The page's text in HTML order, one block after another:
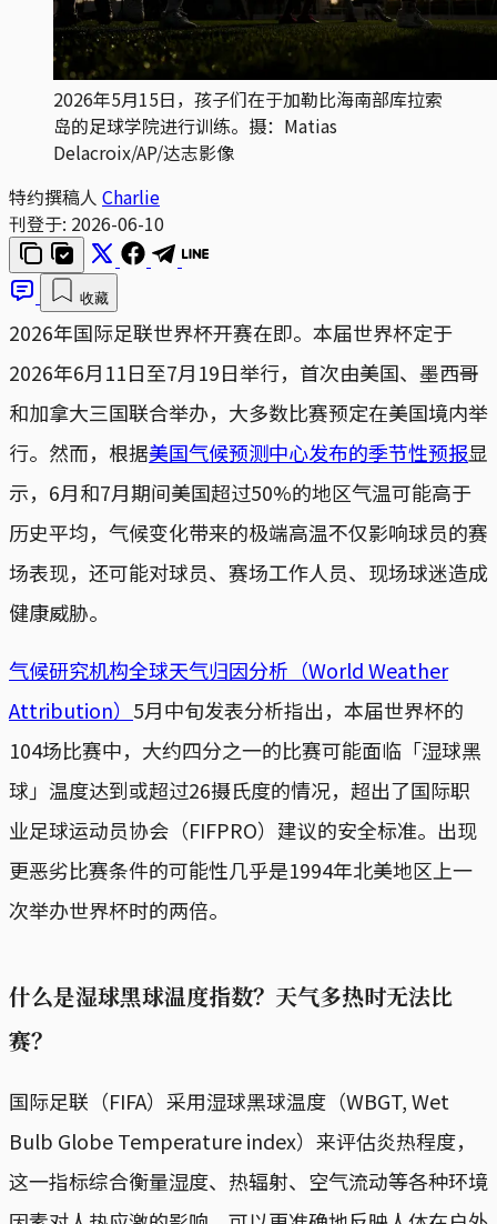
2026年5月15日，孩子们在于加勒比海南部库拉索
岛的足球学院进行训练。摄：Matias
Delacroix/AP/达志影像
特约撰稿人 Charlie
刊登于: 2026-06-10
收藏
2026年国际足联世界杯开赛在即。本届世界杯定于
2026年6月11日至7月19日举行，首次由美国、墨西哥
和加拿大三国联合举办，大多数比赛预定在美国境内举
行。然而，根据美国气候预测中心发布的季节性预报显
示，6月和7月期间美国超过50%的地区气温可能高于
历史平均，气候变化带来的极端高温不仅影响球员的赛
场表现，还可能对球员、赛场工作人员、现场球迷造成
健康威胁。
气候研究机构全球天气归因分析（World Weather
Attribution） 5月中旬发表分析指出，本届世界杯的
104场比赛中，大约四分之一的比赛可能面临「湿球黑
球」温度达到或超过26摄氏度的情况，超出了国际职
业足球运动员协会（FIFPRO）建议的安全标准。出现
更恶劣比赛条件的可能性几乎是1994年北美地区上一
次举办世界杯时的两倍。
什么是湿球黑球温度指数？天气多热时无法比
赛？
国际足联（FIFA）采用湿球黑球温度（WBGT, Wet
Bulb Globe Temperature ​index）来评估炎热程度，
这一指标综合衡量湿度、热辐射、空气流动等各种环境